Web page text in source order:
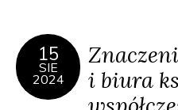
15
SIE
2024
i biura